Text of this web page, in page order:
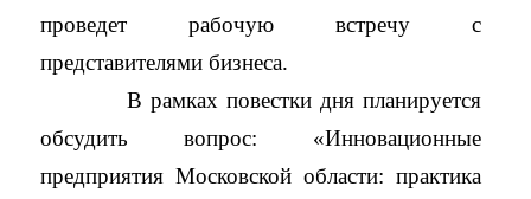
проведет рабочую встречу с
представителями бизнеса.
В рамках повестки дня планируется
обсудить вопрос: «Инновационные
предприятия Московской области: практика